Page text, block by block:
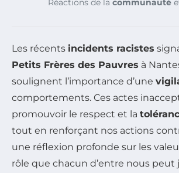
Réactions de la communauté
Les récents incidents racistes
Petits Frères des Pauvres à
soulignent l’importance d’une
comportements. Ces actes
promouvoir le respect et la
tout en renforçant nos actions
une réflexion profonde sur les
rôle que chacun d’entre nous